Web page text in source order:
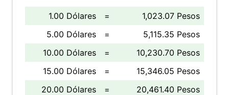
1.00 Dólares =
1,023.07 Pesos
5.00 Dólares
=
5,115.35 Pesos
10.00 Dólares
=
10,230.70 Pesos
15.00 Dólares
=
15,346.05 Pesos
20.00 Dólares
=
20,461.40 Pesos